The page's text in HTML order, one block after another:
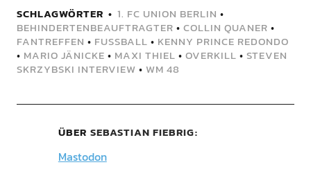
SCHLAGWÖRTER 1. FC UNION BERLIN •
BEHINDERTENBEAUFTRAGTER • COLLIN QUANER •
FANTREFFEN • FUSSBALL • KENNY PRINCE REDONDO
• MARIO JÄNICKE • MAXI THIEL • OVERKILL • STEVEN
SKRZYBSKI INTERVIEW • WM 48
ÜBER SEBASTIAN FIEBRIG
Mastodon